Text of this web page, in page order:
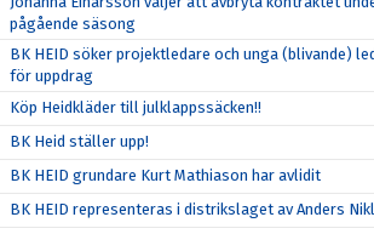
pågående säsong
BK HEID söker projektledare och unga (blivande)
för uppdrag
Köp Heidkläder till julklappssäcken!!
BK Heid ställer upp!
BK HEID grundare Kurt Mathiason har avlidit
BK HEID representeras i distrikslaget av Anders